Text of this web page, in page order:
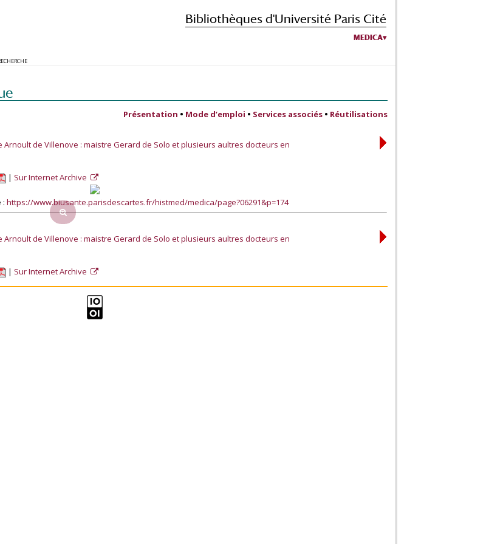
Bibliothèques d'Université Paris Cité
MEDICA
Présentation • Mode d’emploi • Services associés • Réutilisations
de Villenove : maistre Gerard de Solo et plusieurs aultres docteurs en
Sur Internet Archive
: https://www.biusante.parisdescartes.fr/histmed/medica/page?06291&p=174
de Villenove : maistre Gerard de Solo et plusieurs aultres docteurs en
Sur Internet Archive